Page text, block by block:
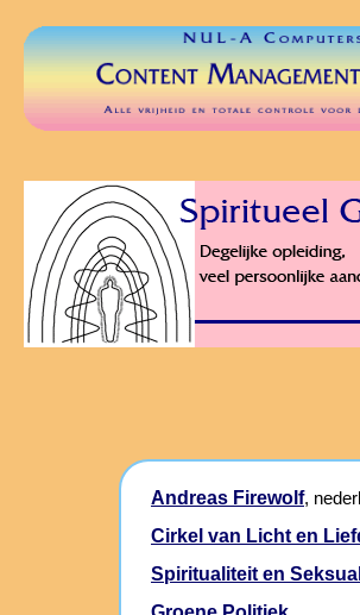
Andreas Firewolf,
Cirkel van Licht en
Spiritualiteit en